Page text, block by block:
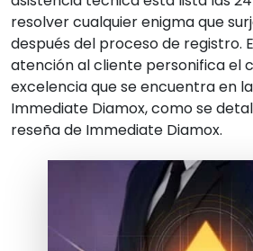
resolver cualquier enigma que
después del proceso de registro.
atención al cliente personifica el
excelencia que se encuentra en
Immediate Diamox, como se
reseña de Immediate Diamox.